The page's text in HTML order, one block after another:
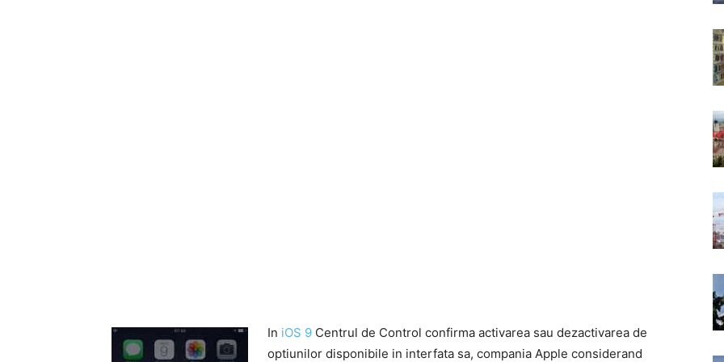
In iOS 9 Centrul de Control confirma activarea sau dezactivarea de
optiunilor disponibile in interfata sa, compania Apple considerand